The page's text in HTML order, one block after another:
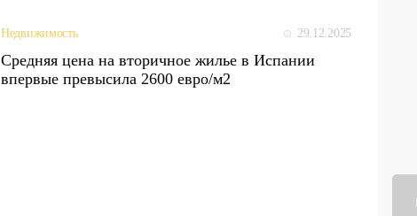
Недвижимость 29.12.2025
Средняя цена на вторичное жилье в Испании
впервые превысила 2600 евро/м2